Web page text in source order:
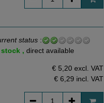
status:
stock , direct available
€ 5,20 excl. VAT
€ 6,29 incl. VAT